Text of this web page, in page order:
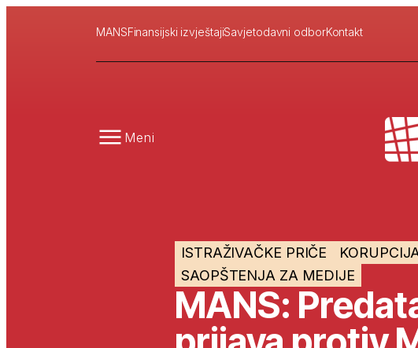
MANSFinansijski izvještajiSavjetodavni odborKontakt
Meni
ISTRAŽIVAČKE PRIČE
SAOPŠTENJA ZA MEDIJE
MANS: